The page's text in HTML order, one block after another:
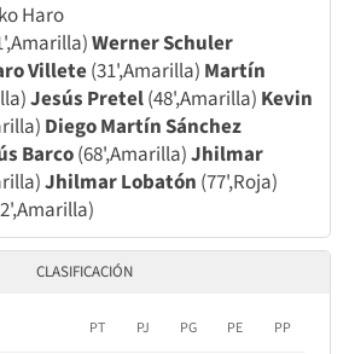
Haro
Werner Schuler
Villete(31',Amarilla) Martín
Jesús Pretel(48',Amarilla) Kevin
Diego Martín Sánchez
Barco(68',Amarilla)Jhilmar
Jhilmar Lobatón (77',Roja)
CLASIFICACIÓN
PT PJ PG PE PP